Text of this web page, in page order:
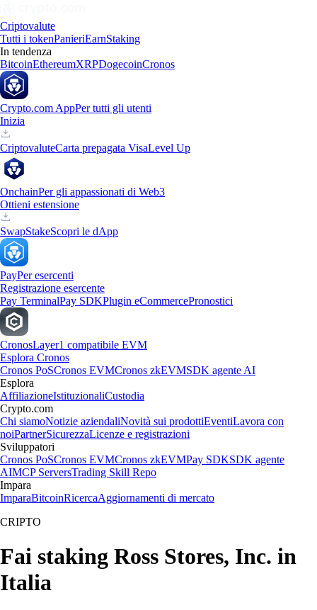
Criptovalute
Tutti i tokenPanieriEarnStaking
In tendenza
BitcoinEthereumXRPDogecoinCronos
Crypto.com AppPer tutti gli utenti
Inizia
CriptovaluteCarta prepagata VisaLevel Up
OnchainPer gli appassionati di Web3
Ottieni estensione
SwapStakeScopri le dApp
PayPer esercenti
Registrazione esercente
Pay TerminalPay SDKPlugin eCommercePronostici
CronosLayer1 compatibile EVM
Esplora Cronos
Cronos PoSCronos EVMCronos zkEVMSDK agente AI
Esplora
AffiliazioneIstituzionaliCustodia
Crypto.com
Chi siamoNotizie aziendaliNovità sui prodottiEventiLavora con
noiPartnerSicurezzaLicenze e registrazioni
Sviluppatori
Cronos PoSCronos EVMCronos zkEVMPay SDKSDK agente
AIMCP ServersTrading Skill Repo
Impara
ImparaBitcoinRicercaAggiornamenti di mercato
CRIPTO
Fai staking Ross Stores, Inc. in
Italia